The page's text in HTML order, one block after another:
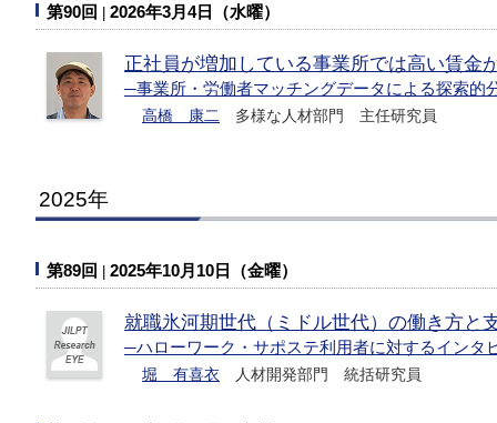
第90回 2026年3月4日（水曜）
正社員が増加している事業所では高い賃金
─事業所・労働者マッチングデータによる探索的
高橋 康二 多様な人材部門 主任研究員
2025年
第89回 2025年10月10日（金曜）
就職氷河期世代（ミドル世代）の働き方と
─ハローワーク・サポステ利用者に対するインタ
堀 有喜衣 人材開発部門 統括研究員